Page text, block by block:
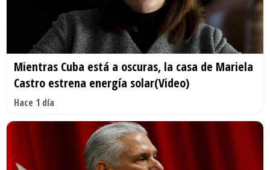
Mientras Cuba está a oscuras, la casa de Mariela
Castro estrena energía solar(Video)
Hace 1 día